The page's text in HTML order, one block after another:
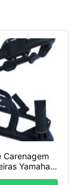
Carenagem
Yamaha